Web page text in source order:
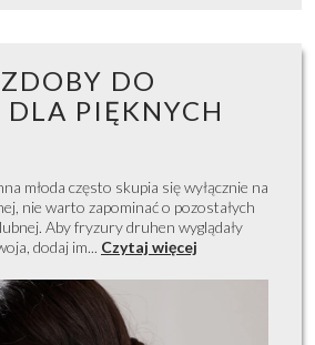
DO
PIĘKNYCH
młoda często skupia się wyłącznie na
nie warto zapominać o pozostałych
Aby fryzury druhen wyglądały
dodaj im... Czytaj więcej